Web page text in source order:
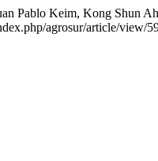
Pablo Keim, Kong Shun
agrosur/article/view/